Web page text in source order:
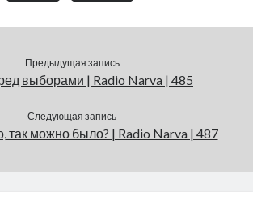
Предыдущая запись
выборами | Radio Narva | 485
Следующая запись
так можно было? | Radio Narva | 487